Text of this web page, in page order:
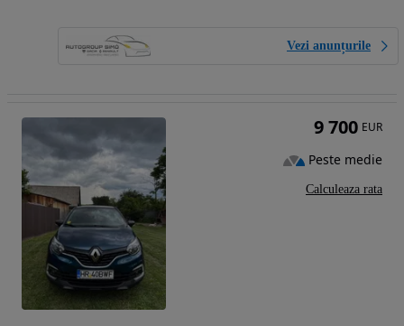
Vezi anunțurile
9 700 EUR
Peste medie
Calculeaza rata